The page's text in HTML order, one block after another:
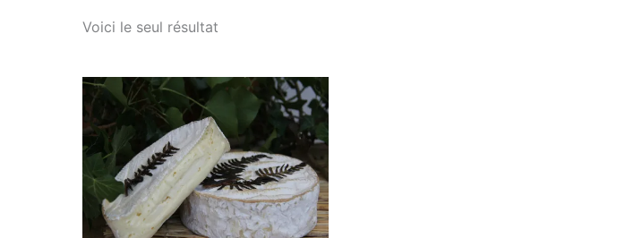
Voici le seul résultat